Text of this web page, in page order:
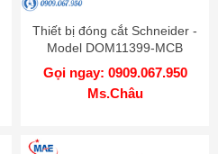
Thiết bị đóng cắt Schneider -
Model DOM11399-MCB
Gọi ngay: 0909.067.950
Ms.Châu